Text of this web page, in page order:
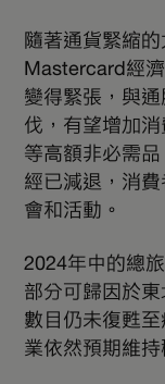
隨著通貨緊縮
Mastercard經
變得緊張，與
伐，有望增加
等高額非必需
經已減退，消
會和活動。
2024年中的總
部分可歸因於
數目仍未復甦
業依然預期維持